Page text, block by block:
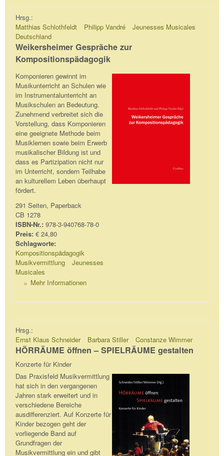
Hrsg.:
Matthias Schlothfeldt
Philipp Vandré
Jeunesses Musicales
Deutschland
Weikersheimer Gespräche zur
Kompositionspädagogik
Komponieren gewinnt im
Musikunterricht an Schulen wie
im Instrumentalunterricht an
Musikschulen an Bedeutung.
Zunehmend verbreitet sich die
Vorstellung, dass Komponieren
eine geeignete Methode beim
Musiklernen sowie beim Erwerb
musikalischer Bildung ist und
dass es Partizipation nicht nur
im Unterricht, sondern Teilhabe
an kulturellem Leben überhaupt
fördert.
291 Seiten, Paperback
CB 1278
ISBN-Nr.: 978-3-940768-78-0
Preis: € 24,80
Schlagworte:
Kompositionspädagogik
Musikvermittlung
Jeunesses
Musicales
Mehr Informationen
Hrsg.:
Ernst Klaus Schneider
Barbara Stiller Constanze Wimmer
HÖRRÄUME öffnen – SPIELRÄUME gestalten
Konzerte für Kinder
Das Praxisfeld Musikvermittlung
hat sich in den vergangenen
Jahren stark erweitert und in
verschiedene Bereiche
ausdifferenziert. Auf Konzerte für
Kinder bezogen geht der
vorliegende Band auf
Grundfragen der
Musikvermittlung ein und gibt